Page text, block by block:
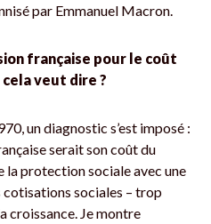
par Emmanuel Macron.
française pour le coût
veut dire ?
un diagnostic s’est imposé :
serait son coût du
protection sociale avec une
cotisations sociales – trop
croissance. Je montre